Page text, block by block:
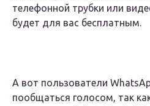
телефонной трубки или
будет для вас бесплатным.
А вот пользователи
пообщаться голосом, так